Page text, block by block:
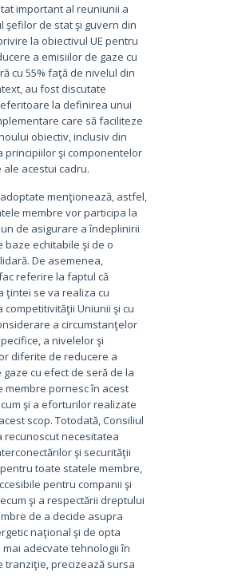
important al reuniunii a
şefilor de stat şi guvern din
la obiectivul UE pentru
a emisiilor de gaze cu
cu 55% faţă de nivelul din
au fost discutate
la definirea unui
care să faciliteze
obiectiv, inclusiv din
principiilor şi componentelor
acestui cadru.
menţionează, astfel,
membre vor participa la
de asigurare a îndeplinirii
baze echitabile şi de o
De asemenea,
referire la faptul că
ţintei se va realiza cu
Uniunii şi cu
a circumstanţelor
a nivelelor şi
diferite de reducere a
gaze cu efect de seră de la
membre pornesc în acest
şi a eforturilor realizate
scop. Totodată, Consiliul
recunoscut necesitatea
şi securităţii
toate statele membre,
pentru companii şi
şi a respectării dreptului
de a decide asupra
naţional şi de opta
adecvate tehnologii în
tranziţie, precizează sursa